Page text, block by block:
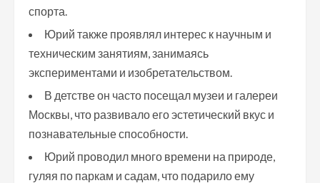
спорта.
Юрий также проявлял интерес к научным и
техническим занятиям, занимаясь
экспериментами и изобретательством.
В детстве он часто посещал музеи и галереи
Москвы, что развивало его эстетический вкус и
познавательные способности.
Юрий проводил много времени на природе,
гуляя по паркам и садам, что подарило ему